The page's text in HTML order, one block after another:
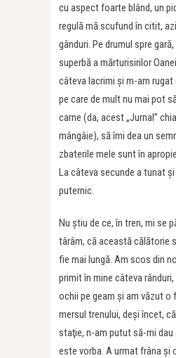
cu aspect foarte blând, un
regulă mă scufund în citit,
gânduri. Pe drumul spre
superbă a mărturisirilor
câteva lacrimi şi m-am rugat
pe care de mult nu mai pot
carne (da, acest „Jurnal”
mângâie), să îmi dea un
zbaterile mele sunt în
La câteva secunde a tunat
puternic.
Nu ştiu de ce, în tren, mi se
târâm, că această călătorie
fie mai lungă. Am scos din
primit în mine câteva
ochii pe geam şi am văzut o
mersul trenului, deşi încet,
staţie, n-am putut să-mi dau
este vorba. A urmat frâna şi